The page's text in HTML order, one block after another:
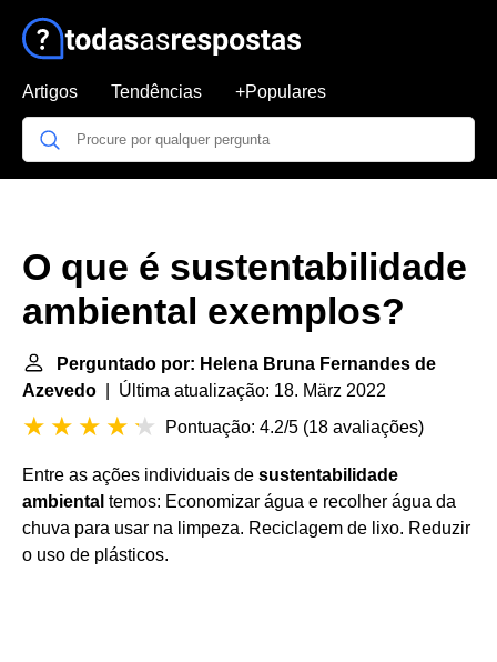
Artigos Tendências +Populares
O que é sustentabilidade
ambiental exemplos?
Perguntado por: Helena Bruna Fernandes de
Azevedo | Última atualização: 18. März 2022
Pontuação: 4.2/5 (18 avaliações)
Entre as ações individuais de sustentabilidade
ambiental temos: Economizar água e recolher água da
chuva para usar na limpeza. Reciclagem de lixo. Reduzir
o uso de plásticos.